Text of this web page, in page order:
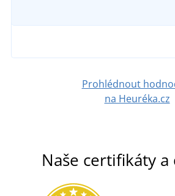
Prohlédnout
na Heuréka.cz
Naše certifikáty